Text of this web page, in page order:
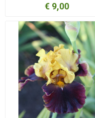
€ 9,00